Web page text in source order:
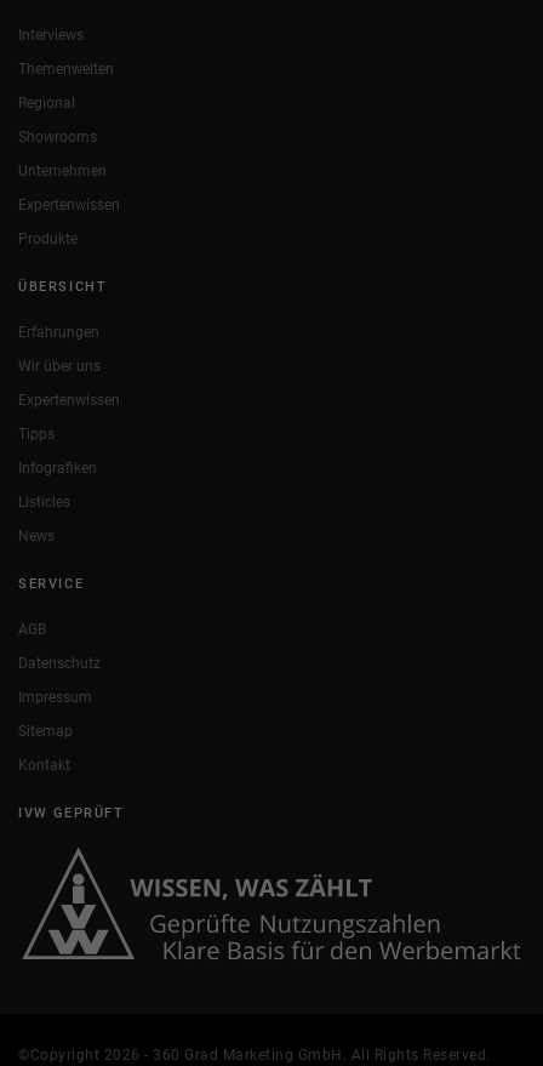
Interviews
Themenwelten
Regional
Showrooms
Unternehmen
Expertenwissen
Produkte
ÜBERSICHT
Erfahrungen
Wir über uns
Expertenwissen
Tipps
Infografiken
Listicles
News
SERVICE
AGB
Datenschutz
Impressum
Sitemap
Kontakt
IVW GEPRÜFT
©Copyright 2026 - 360 Grad Marketing GmbH. All Rights Reserved.